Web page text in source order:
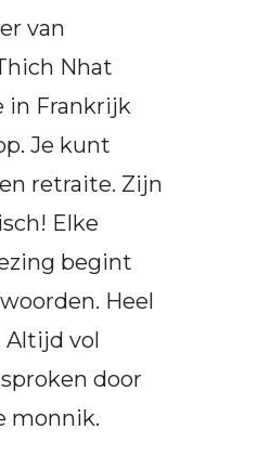
van
Nhat
in Frankrijk
Je kunt
retraite. Zijn
Elke
begint
Heel
Altijd vol
door
monnik.